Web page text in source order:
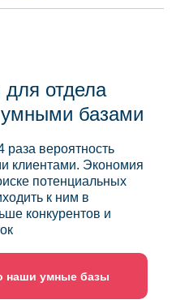
для отдела
базами
раза вероятность
клиентами. Экономия
потенциальных
к ним в
конкурентов и
наши умные базы